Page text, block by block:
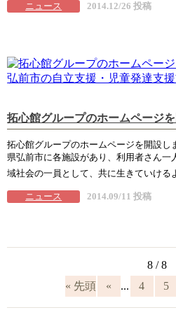
ニュース 2014.12/26 投稿
拓心館グループのホームページ
拓心館グループのホームページを開設し
県弘前市に各施設があり、利用者さん一
域社会の一員として、共に生きていける
ニュース 2014.09/11 投稿
8 / 8
« 先頭
« ... 4 5